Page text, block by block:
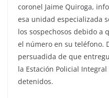
coronel Jaime Quiroga,
esa unidad especializada
los sospechosos debido a
el número en su teléfono.
persuadida de que
la Estación Policial
detenidos.